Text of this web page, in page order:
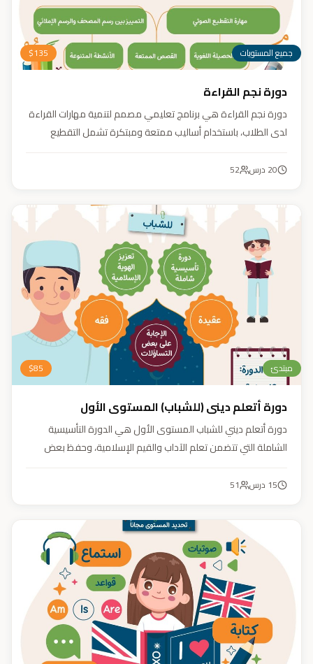
جميع المستويات $135
دورة نجم القراءة
دورة نجم القراءة هي برنامج تعليمي مصمم لتنمية مهارات القراءة
لدى الطلاب، باستخدام أساليب ممتعة ومبتكرة تشمل التقطيع
والمحادثات. يهدف البرنامج إلى تعزيز قدرات الطلاب في التمييز بين
20 درس 52
مبتدئ $85
دورة أتعلم ديني (للشباب) المستوى الأول
دورة أتعلم ديني للشباب المستوى الأول هي الدورة التأسيسية
الشاملة التي تتضمن تعلم الآداب والقيم الإسلامية، وحفظ بعض
السيرة النبوية (فقه، عقيدة، سيرة).
15 درس 51